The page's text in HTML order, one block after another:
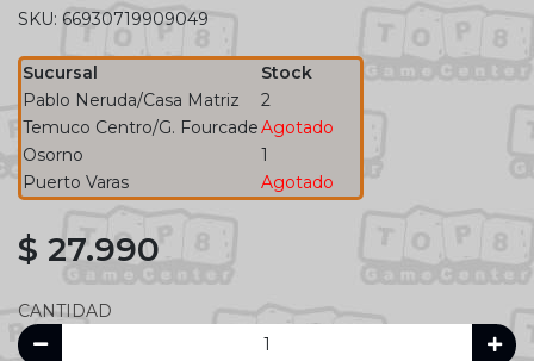
SKU: 66930719909049
Sucursal
Stock
Pablo Neruda/Casa Matriz
2
Temuco Centro/G. FourcadeAgotado
Osorno
1
Puerto Varas
Agotado
$ 27.990
CANTIDAD